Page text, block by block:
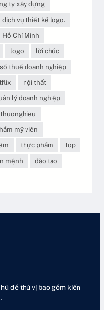
ty xây dựng
dịch vụ thiết kế logo.
Hồ Chí Minh
logo
lời chúc
thuế doanh nghiệp
nội thất
lý doanh nghiệp
mỹ viên
thực phẩm
top
mệnh
đào tạo
đề thú vị bao gồm kiến